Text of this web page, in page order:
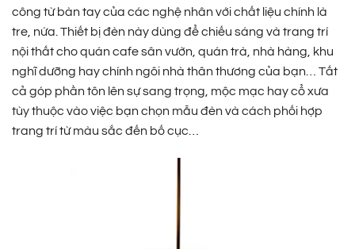
công từ bàn tay của các nghệ nhân với chất liệu chính là
tre, nứa. Thiết bị đèn này dùng để chiếu sáng và trang trí
nội thất cho quán cafe sân vườn, quán trà, nhà hàng, khu
nghĩ dưỡng hay chính ngôi nhà thân thương của bạn… Tất
cả góp phần tôn lên sự sang trọng, mộc mạc hay cổ xưa
tùy thuộc vào việc bạn chọn mẫu đèn và cách phối hợp
trang trí từ màu sắc đến bố cục…